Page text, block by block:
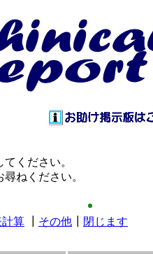
ください。
ねください。
計算 その他 閉じます